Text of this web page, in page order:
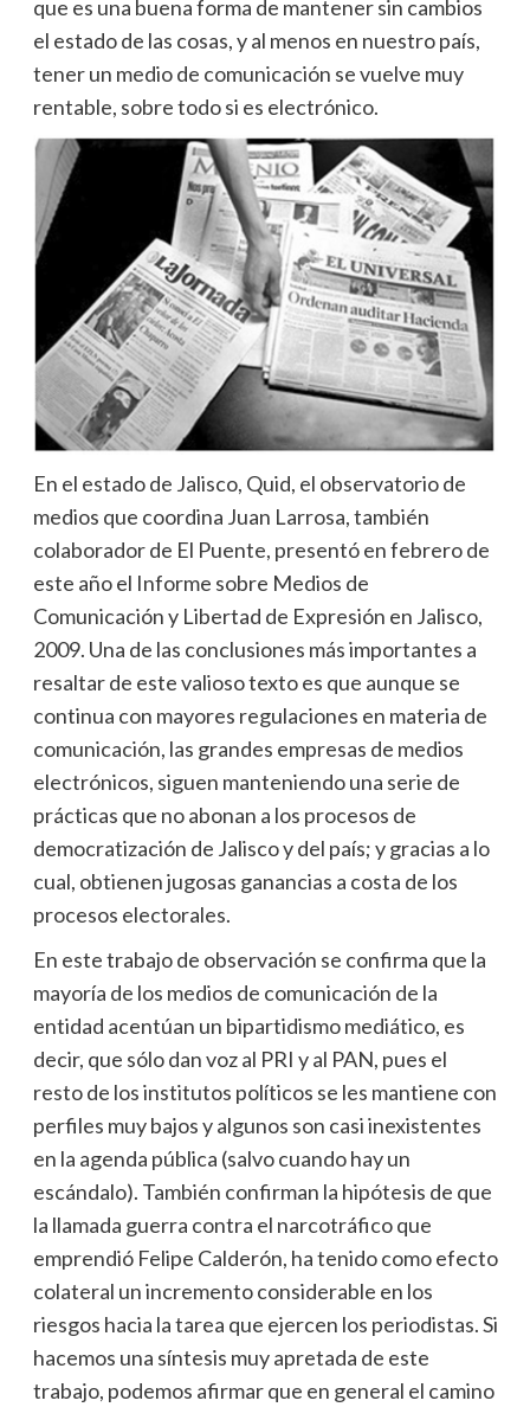
que es una buena forma de mantener sin cambios
el estado de las cosas, y al menos en nuestro país,
tener un medio de comunicación se vuelve muy
rentable, sobre todo si es electrónico.
En el estado de Jalisco, Quid, el observatorio de
medios que coordina Juan Larrosa, también
colaborador de El Puente, presentó en febrero de
este año el Informe sobre Medios de
Comunicación y Libertad de Expresión en Jalisco,
2009. Una de las conclusiones más importantes a
resaltar de este valioso texto es que aunque se
continua con mayores regulaciones en materia de
comunicación, las grandes empresas de medios
electrónicos, siguen manteniendo una serie de
prácticas que no abonan a los procesos de
democratización de Jalisco y del país; y gracias a lo
cual, obtienen jugosas ganancias a costa de los
procesos electorales.
En este trabajo de observación se confirma que la
mayoría de los medios de comunicación de la
entidad acentúan un bipartidismo mediático, es
decir, que sólo dan voz al PRI y al PAN, pues el
resto de los institutos políticos se les mantiene con
perfiles muy bajos y algunos son casi inexistentes
en la agenda pública (salvo cuando hay un
escándalo). También confirman la hipótesis de que
la llamada guerra contra el narcotráfico que
emprendió Felipe Calderón, ha tenido como efecto
colateral un incremento considerable en los
riesgos hacia la tarea que ejercen los periodistas. Si
hacemos una síntesis muy apretada de este
trabajo, podemos afirmar que en general el camino